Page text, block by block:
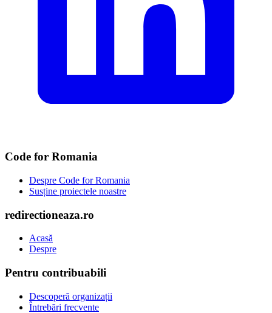
Code for Romania
Despre Code for Romania
Susține proiectele noastre
redirectioneaza.ro
Acasă
Despre
Pentru contribuabili
Descoperă organizații
Întrebări frecvente